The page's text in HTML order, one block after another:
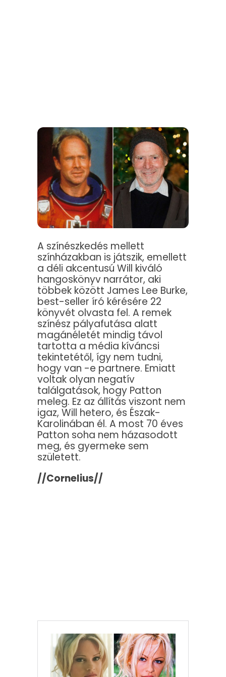
A színészkedés mellett
színházakban is játszik, emellett
a déli akcentusú Will kiváló
hangoskönyv narrátor, aki
többek között James Lee Burke,
best-seller író kérésére 22
könyvét olvasta fel. A remek
színész pályafutása alatt
magánéletét mindig távol
tartotta a média kíváncsi
tekintetétől, így nem tudni,
hogy van -e partnere. Emiatt
voltak olyan negatív
találgatások, hogy Patton
meleg. Ez az állítás viszont nem
igaz, Will hetero, és Észak-
Karolinában él. A most 70 éves
Patton soha nem házasodott
meg, és gyermeke sem
született.
//Cornelius//